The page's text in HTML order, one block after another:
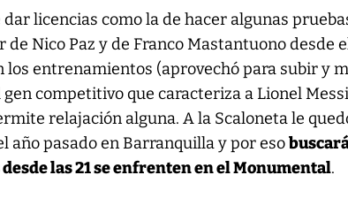
licencias como la de hacer algunas
Nico Paz y de Franco Mastantuono desde
los entrenamientos (aprovechó para subir y
competitivo que caracteriza a Lionel
relajación alguna. A la Scaloneta le
año pasado en Barranquilla y por eso
las 21 se enfrenten en el Monumental.